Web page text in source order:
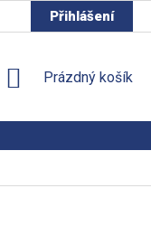
Přihlášení
NÁKUPNÍ
Prázdný košík